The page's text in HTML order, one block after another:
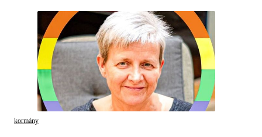
kormány